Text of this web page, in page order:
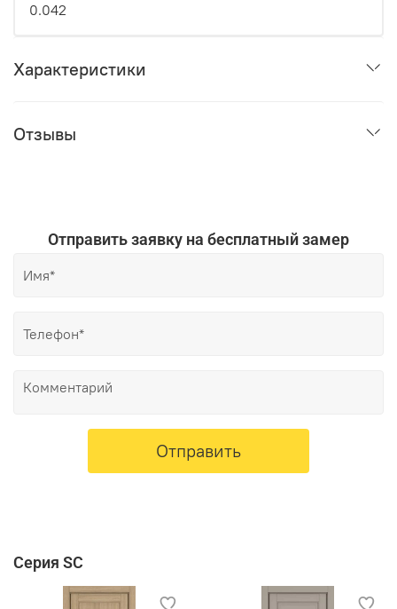
0.042
Характеристики
Отзывы
Отправить заявку на бесплатный замер
Отправить
Серия SC